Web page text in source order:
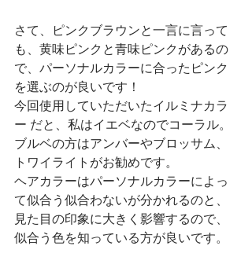
さて、ピンクブラウンと一言に言って
も、黄味ピンクと青味ピンクがあるの
で、パーソナルカラーに合ったピンク
を選ぶのが良いです！
今回使用していただいたイルミナカラ
ー だと、私はイエベなのでコーラル。
ブルベの方はアンバーやブロッサム、
トワイライトがお勧めです。
ヘアカラーはパーソナルカラーによっ
て似合う似合わないが分かれるのと、
見た目の印象に大きく影響するので、
似合う色を知っている方が良いです。